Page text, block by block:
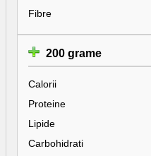
Fibre
200 grame
Calorii
Proteine
Lipide
Carbohidrati